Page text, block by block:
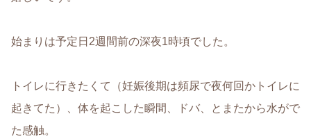
始まりは予定日2週間前の深夜1時頃でした。
トイレに行きたくて（妊娠後期は頻尿で夜何回かトイレに
起きてた）、体を起こした瞬間、ドバ、とまたから水がで
た感触。